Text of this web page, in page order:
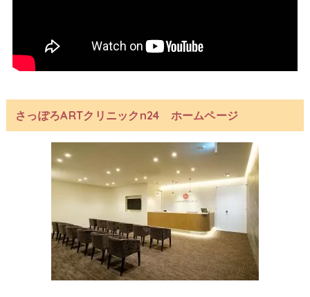
さっぽろARTクリニックn24 ホームページ